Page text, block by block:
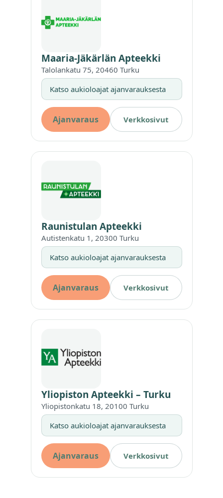
Maaria-Jäkärlän Apteekki
Talolankatu 75, 20460 Turku
Katso aukioloajat ajanvarauksesta
Ajanvaraus Verkkosivut
Raunistulan Apteekki
Autistenkatu 1, 20300 Turku
Katso aukioloajat ajanvarauksesta
Ajanvaraus Verkkosivut
Yliopiston Apteekki – Turku
Yliopistonkatu 18, 20100 Turku
Katso aukioloajat ajanvarauksesta
Ajanvaraus Verkkosivut